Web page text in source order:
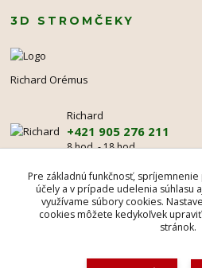
3D STROMČEKY
Richard Orémus
Richard
+421 905 276 211
8 hod. - 18 hod.
mr@3dstromcek.sk
Pre základnú funkčnosť,
účely a v prípade udelenia súhlasu
využívame súbory cookies.
cookies môžete kedykoľvek
stránok.